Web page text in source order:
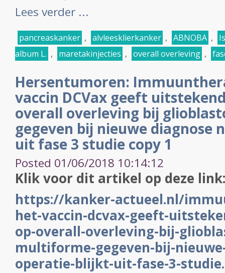
Lees verder ...
pancreaskanker , alvleesklierkanker , ABNOBA ,
album L. , maretakinjecties , overall overleving ,
Hersentumoren:
vaccin DCVax geeft
overall overleving bij
gegeven bij nieuwe diagnose
uit fase 3 studie copy 1
Posted 01/06/2018 10:14:12
Klik voor dit artikel op deze
https://kanker-actueel.nl/
het-vaccin-dcvax-geeft-
op-overall-overleving-bij-
multiforme-gegeven-bij-
operatie-blijkt-uit-fase-3-